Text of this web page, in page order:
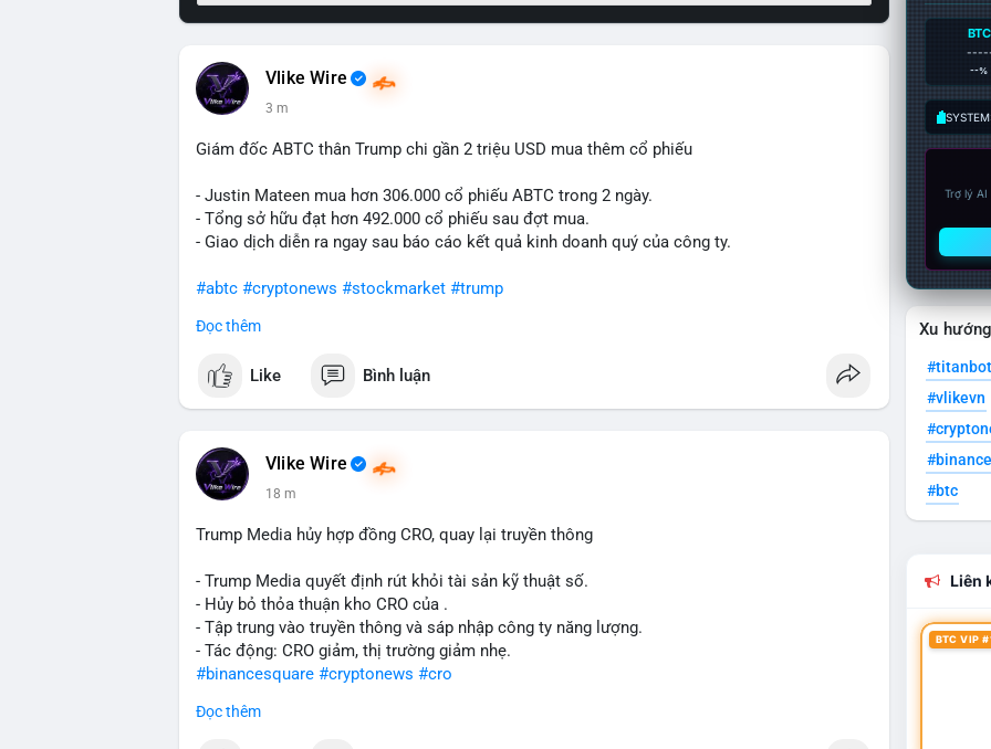
Vlike Wire
3 m
Giám đốc ABTC thân Trump chi gần 2 triệu USD mua thêm cổ phiếu
- Justin Mateen mua hơn 306.000 cổ phiếu ABTC trong 2 ngày.
- Tổng sở hữu đạt hơn 492.000 cổ phiếu sau đợt mua.
- Giao dịch diễn ra ngay sau báo cáo kết quả kinh doanh quý của công ty.
#abtc #cryptonews #stockmarket #trump
$btc $eth
#vlikevn #titanbot
Đọc thêm
Like Bình luận
Vlike Wire
18 m
Trump Media hủy hợp đồng CRO, quay lại truyền thông
- Trump Media quyết định rút khỏi tài sản kỹ thuật số.
- Hủy bỏ thỏa thuận kho CRO của .
- Tập trung vào truyền thông và sáp nhập công ty năng lượng.
- Tác động: CRO giảm, thị trường giảm nhẹ.
#binancesquare #cryptonews #cro
$cro
Đọc thêm
BTC
--%
Trợ lý
Xu
#titanbot
#vlikevn
#btc
Liên
BTC VIP